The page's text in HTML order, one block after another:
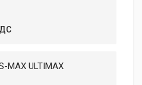
MAX ULTIMAX